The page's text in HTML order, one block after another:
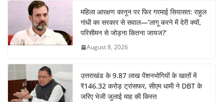
महिला आरक्षण कानून पर फिर गरमाई सियासत: राहुल
गांधी का सरकार से सवाल—’लागू करने में देरी क्यों,
परिसीमन से जोड़ना कितना जायज?’
August 8, 2026
उत्तराखंड के 9.87 लाख पेंशनभोगियों के खातों में
₹146.32 करोड़ ट्रांसफर, सीएम धामी ने DBT के
जरिए भेजी जुलाई माह की किस्त